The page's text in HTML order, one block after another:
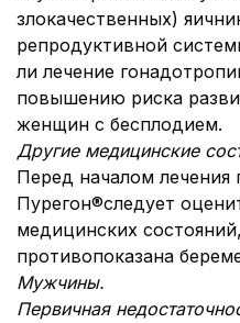
злокачественных)
репродуктивной
ли лечение
повышению риска
женщин с бесплодием.
Другие медицинские
Перед началом лечения
Пурегон®следует
медицинских
противопоказана
Мужчины.
Первичная